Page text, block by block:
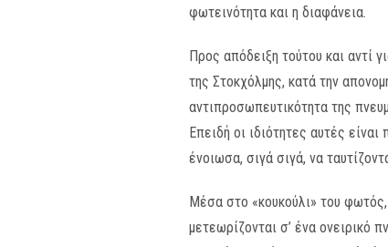
φωτεινότητα και η διαφάνεια.
Προς απόδειξη τούτου και
της Στοκχόλμης, κατά την
αντιπροσωπευτικότητα της
Επειδή οι ιδιότητες αυτές
ένοιωσα, σιγά σιγά, να
Μέσα στο «κουκούλι» του
μετεωρίζονται σ’ ένα ονειρικό